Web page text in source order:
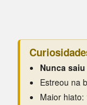
Nunca
Estreou na
Maior hiato: